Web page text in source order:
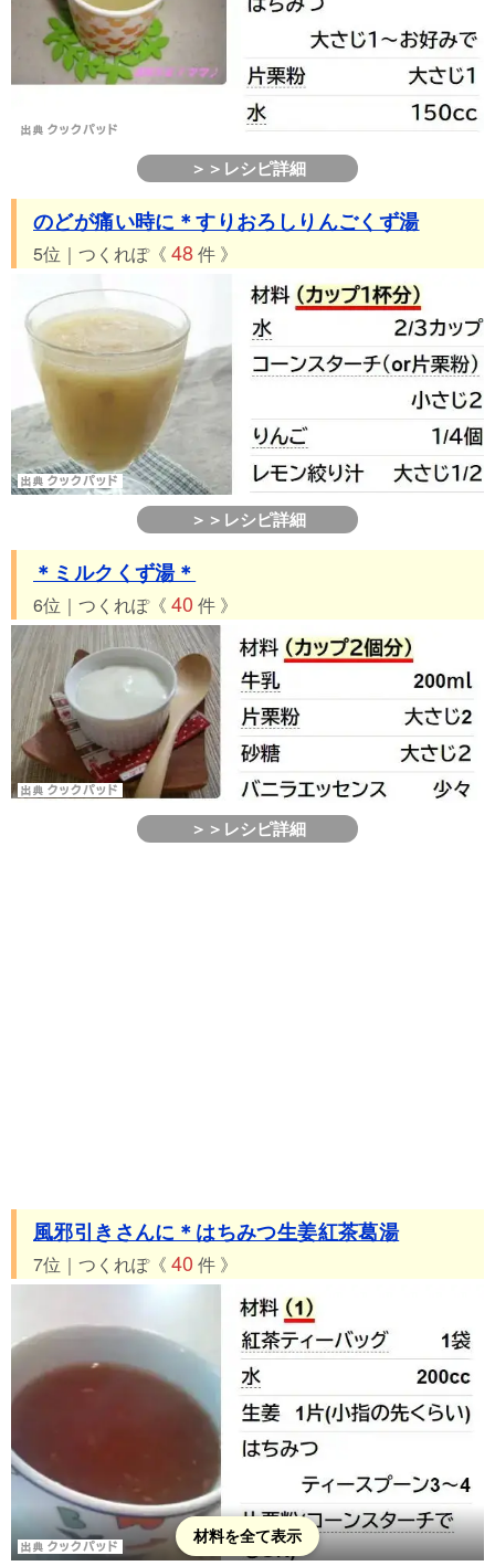
＞＞レシピ詳細
のどが痛い時に＊すりおろしりんごくず湯
5位｜つくれぽ《 48件 》
＞＞レシピ詳細
＊ミルクくず湯＊
6位｜つくれぽ《 40 件 》
＞＞レシピ詳細
風邪引きさんに＊はちみつ生姜紅茶葛湯
7位｜つくれぽ《 40 件 》
材料を全て表示